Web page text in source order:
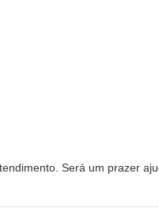
Será um prazer